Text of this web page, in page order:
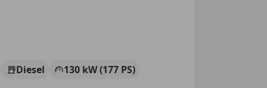
Diesel
130 kW (177 PS)